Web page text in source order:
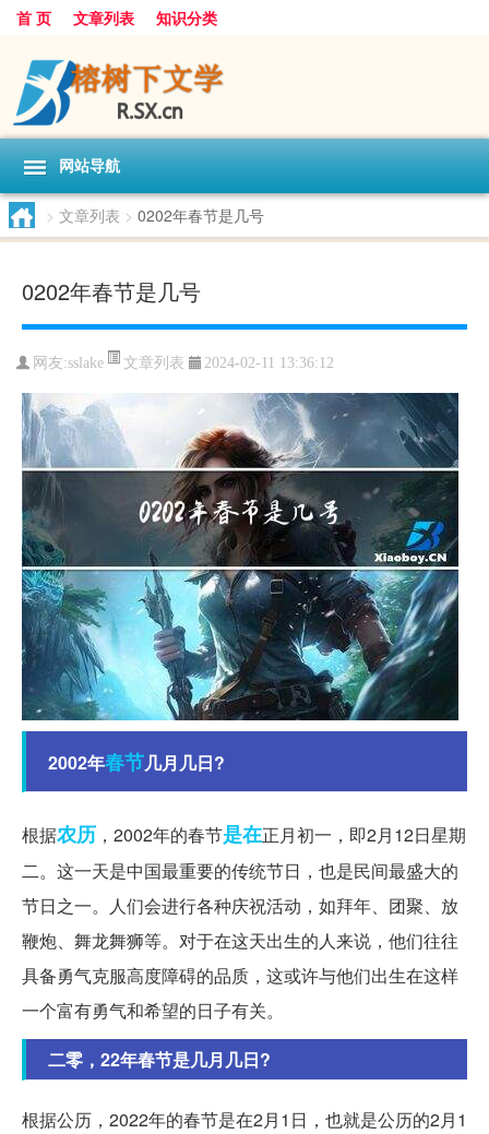
首 页 文章列表 知识分类
网站导航
> 文章列表 > 0202年春节是几号
0202年春节是几号
网友:sslake 文章列表 2024-02-11 13:36:12
2002年春节几月几日?
根据农历 ，2002年的春节是在正月初一，即2月12日星期
二。这一天是中国最重要的传统节日，也是民间最盛大的
节日之一。人们会进行各种庆祝活动，如拜年、团聚、放
鞭炮、舞龙舞狮等。对于在这天出生的人来说，他们往往
具备勇气克服高度障碍的品质，这或许与他们出生在这样
一个富有勇气和希望的日子有关。
二零，22年春节是几月几日?
根据公历，2022年的春节是在2月1日，也就是公历的2月1